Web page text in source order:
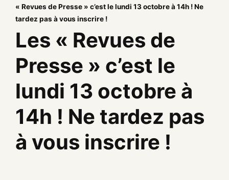
« Revues de Presse » c’est le lundi 13 octobre à 14h ! Ne
tardez pas à vous inscrire !
Les « Revues de
Presse » c’est le
lundi 13 octobre à
14h ! Ne tardez pas
à vous inscrire !